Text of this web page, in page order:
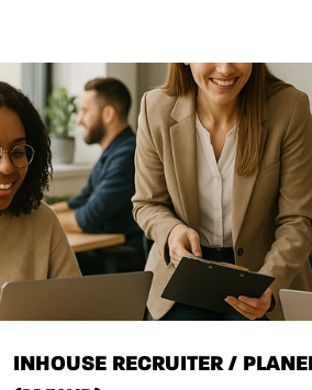
INHOUSE RECRUITER /